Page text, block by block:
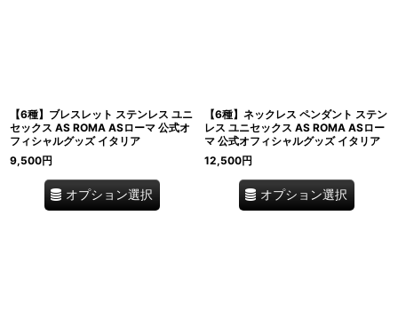
【6種】ブレスレット ステンレス ユニ
セックス AS ROMA ASローマ 公式オ
フィシャルグッズ イタリア
9,500円
オプション選択
【6種】ネックレス ペンダント ステン
レス ユニセックス AS ROMA ASロー
マ 公式オフィシャルグッズ イタリア
12,500円
オプション選択